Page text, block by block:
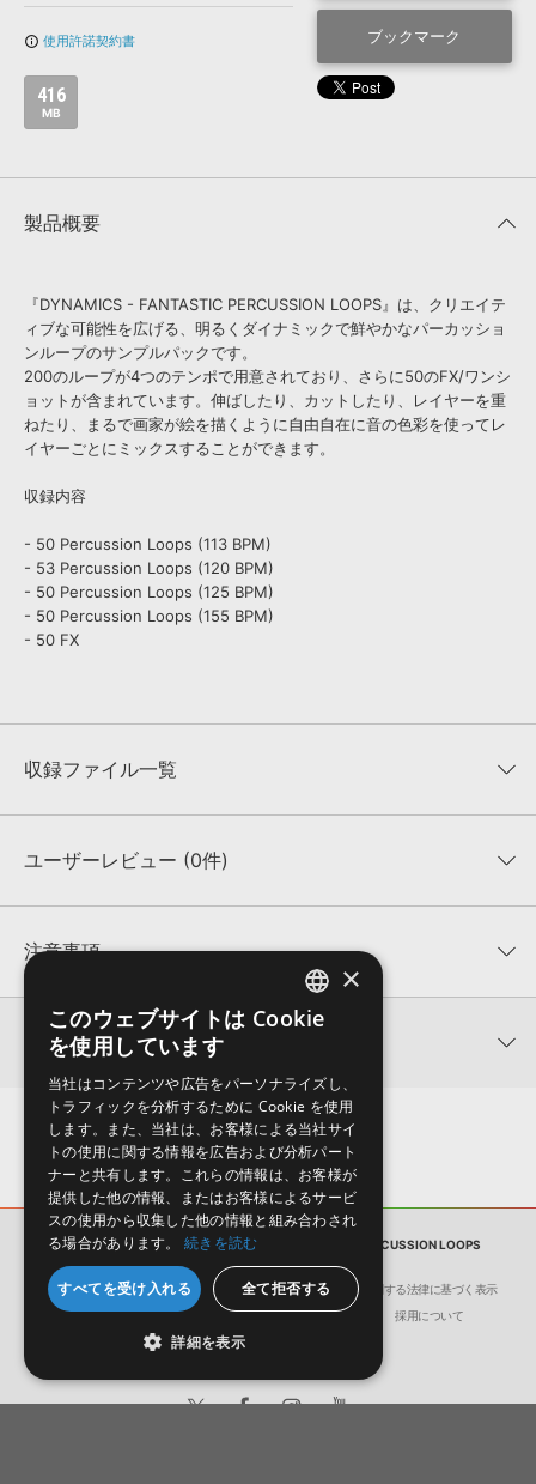
APS
SLS
info_outline 使用許諾契約書
416
MB
ブックマーク
製品概要
『DYNAMICS - FANTASTIC PERCUSSION LOOPS』は、クリエイテ
ィブな可能性を広げる、明るくダイナミックで鮮やかなパーカッショ
ンループのサンプルパックです。
200のループが4つのテンポで用意されており、さらに50のFX/ワンシ
ョットが含まれています。伸ばしたり、カットしたり、レイヤーを重
ねたり、まるで画家が絵を描くように自由自在に音の色彩を使ってレ
イヤーごとにミックスすることができます。
収録内容
- 50 Percussion Loops (113 BPM)
- 53 Percussion Loops (120 BPM)
- 50 Percussion Loops (125 BPM)
- 50 Percussion Loops (155 BPM)
- 50 FX
収録ファイル一覧
収録ファイル一覧
ユーザーレビュー (0件)
★★★★★
★5
★4
★3
★2
★1
レビューをもっと見る »
注意事項
KONTAKTフォーマットについて：
サンプルパック製品の
KONTAKTフォーマットは、製品版KONTAKT（別売）
でお使いいただけます。無償版のKONTAKT PLAYERではお使いい
ただけませんので、ご注意ください。また、「ライブラリ・タブ」
への表示にも対応しておりません。
4GBを超えるデータに関するご注意：FAT32でフォーマットされた
HDDには、1ファイル4GBを超えるデータを格納することができま
せん。データ容量が4GBを超えるダウンロード製品をご購入いただ
きます際には、NTFSやHFS＋でフォーマットされたHDDをご用意
いただく必要がございます。
製品の購入手続き完了後、受注確認メールとシリアルナンバーをお
知らせするメールの2通が送信されます。メールに記載されており
ます説明に沿って、製品のダウンロード／導入を行って下さい。
サンプルパック製品には、原則として日本語版操作マニュアルをご
用意しておりません。ご購入後のご不明点や詳細に関するお問い合
わせなどはテクニカルサポートまでご連絡ください。
関連情報
【Loopmasters】計57ブランドのサンプルパックが30%OFF！サ
マーセール！
IQ SAMPLES 製品一覧
サンプルパック DYNAMICS - FANTASTIC PERCUSSION LOOPS
会社概要 環境保護（CSR）への取り組み
特定商取引に関する法律に基づく表示
サイト動作環境
利用規約 個人情報の保護について 採用について
ENGLISH
×
このウェブサイトは Cookie
を使用しています
当社はコンテンツや広告をパーソナライズし、
トラフィックを分析するために Cookie を使用
します。また、当社は、お客様による当社サイ
トの使用に関する情報を広告および分析パート
ナーと共有します。これらの情報は、お客様が
提供した他の情報、またはお客様によるサービ
スの使用から収集した他の情報と組み合わされ
る場合があります。
続きを読む
すべてを受け入れる 全て拒否する
詳細を表示